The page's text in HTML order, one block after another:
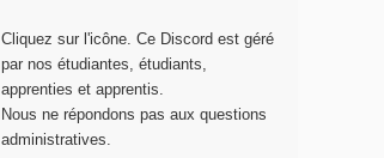
Cliquez sur l'icône. Ce Discord est géré
par nos étudiantes, étudiants,
apprenties et apprentis.
Nous ne répondons pas aux questions
administratives.